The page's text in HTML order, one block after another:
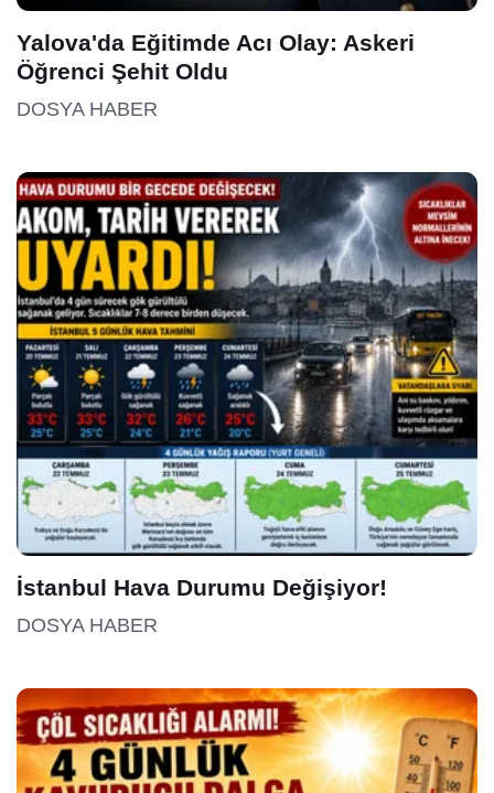
Yalova'da Eğitimde Acı Olay: Askeri
Öğrenci Şehit Oldu
DOSYA HABER
İstanbul Hava Durumu Değişiyor!
DOSYA HABER